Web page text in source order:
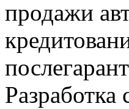
продажи
Разработка